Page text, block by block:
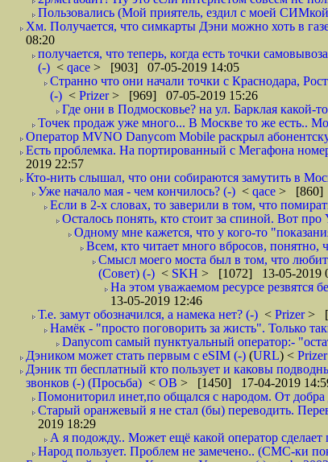
Пользовались (Мой приятель, ездил с моей
Хм. Получается, что симкарты Дэни можно хоть в
08:20
получается, что теперь, когда есть точки
(-) < qace > [903] 07-05-2019 14:05
Странно что они начали точки с Краснодара,
(-) < Prizer> [969] 07-05-2019 15:26
Где они в Подмосковье? на ул. Барклая какой-
Точек продаж уже много... В Москве то же есть..
Оператор MVNO Danycom Mobile раскрыл
Есть проблемка. На портированный с Мегафона
2019 22:57
Кто-нить слышал, что они собираются замутить в
Уже начало мая - чем кончилось? (-) < qace > [860]
Если в 2-х словах, то заверили в том, что
Осталось понять, кто стоит за спиной. Вот
Одному мне кажется, что у кого-то
Всем, кто читает много вбросов, понятно,
Смысл моего моста был в том, что
(Совет) (-) < SKH > [1072] 13-05-2019
На этом уважаемом ресурсе резвятся
13-05-2019 12:46
Т.е. замут обозначился, а намека нет? (-) < Prizer>
Намёк - "просто поговорить за жисть". Только
Danycom самый пунктуальный оператор:-
Дэником может стать первым с еSIM (-) (URL) < Prizer
Дэник тп бесплатный кто пользует и каковы
звонков (-) (Просьба) < ОВ > [1450] 17-04-2019
Помониторил инет,по общался с народом. От
Старый оранжевый я не стал (бы) переводить.
2019 18:29
А я подожду.. Может ещё какой оператор
Народ пользует. Проблем не замечено.. (СМС-ки